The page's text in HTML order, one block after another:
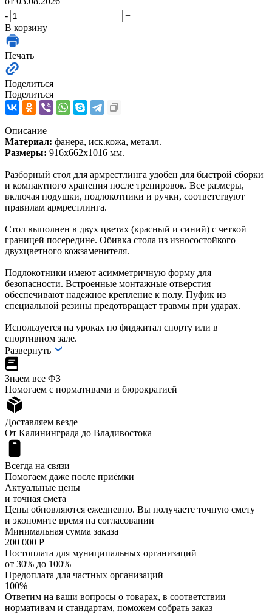
-
+
В корзину
Печать
Поделиться
Поделиться
Описание
Материал: фанера, иск.кожа, металл.
Размеры: 916х662х1016 мм.
Разборный стол для армрестлинга удобен для быстрой сборки
и компактного хранения после тренировок. Все размеры,
включая подушки, подлокотники и ручки, соответствуют
правилам армрестлинга.
Стол выполнен в двух цветах (красный и синий) с четкой
границей посередине. Обивка стола из износостойкого
двухцветного кожзаменителя.
Подлокотники имеют асимметричную форму для
безопасности. Встроенные монтажные отверстия
обеспечивают надежное крепление к полу. Пуфик из
специальной резины предотвращает травмы при ударах.
Используется на уроках по фиджитал спорту или в
спортивном зале.
Развернуть
Знаем все ФЗ
Помогаем с нормативами и бюрократией
Доставляем везде
От Калининграда до Владивостока
Всегда на связи
Помогаем даже после приёмки
Актуальные цены
и точная смета
Цены обновляются ежедневно. Вы получаете точную смету
и экономите время на согласовании
Минимальная сумма заказа
200 000 Р
Постоплата для муниципальных организаций
от 30% до 100%
Предоплата для частных организаций
100%
Ответим на ваши вопросы о товарах, в соответствии
нормативам и стандартам, поможем собрать заказ